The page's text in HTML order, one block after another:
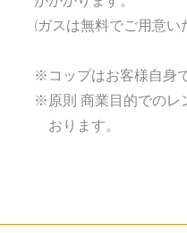
(ガスは無料でご用意い
※コップはお客様自身
※原則 商業目的でのレ
おります。